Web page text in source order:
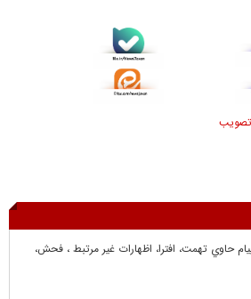
تصویب
حاوي تهمت، افترا، اظهارات غير مرتبط ، فحش،